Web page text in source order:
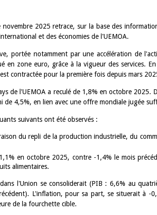
2025 retrace, sur la base des
et des économies de l'UEMOA.
portée notamment par une accélération de
en zone euro, grâce à la vigueur des services. En
contractée pour la première fois depuis mars
de l'UEMOA a reculé de 1,8% en octobre 2025.
4,5%, en lien avec une offre mondiale jugée
suivants ont été observés :
du repli de la production industrielle, du
en octobre 2025, contre -1,4% le mois
alimentaires.
l'Union se consoliderait (PIB : 6,6% au
L'inflation, pour sa part, se situerait à -
de la fourchette cible.